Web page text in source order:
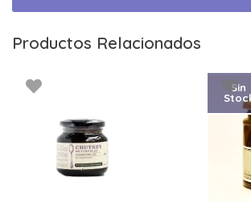
Productos Relacionados
Sin